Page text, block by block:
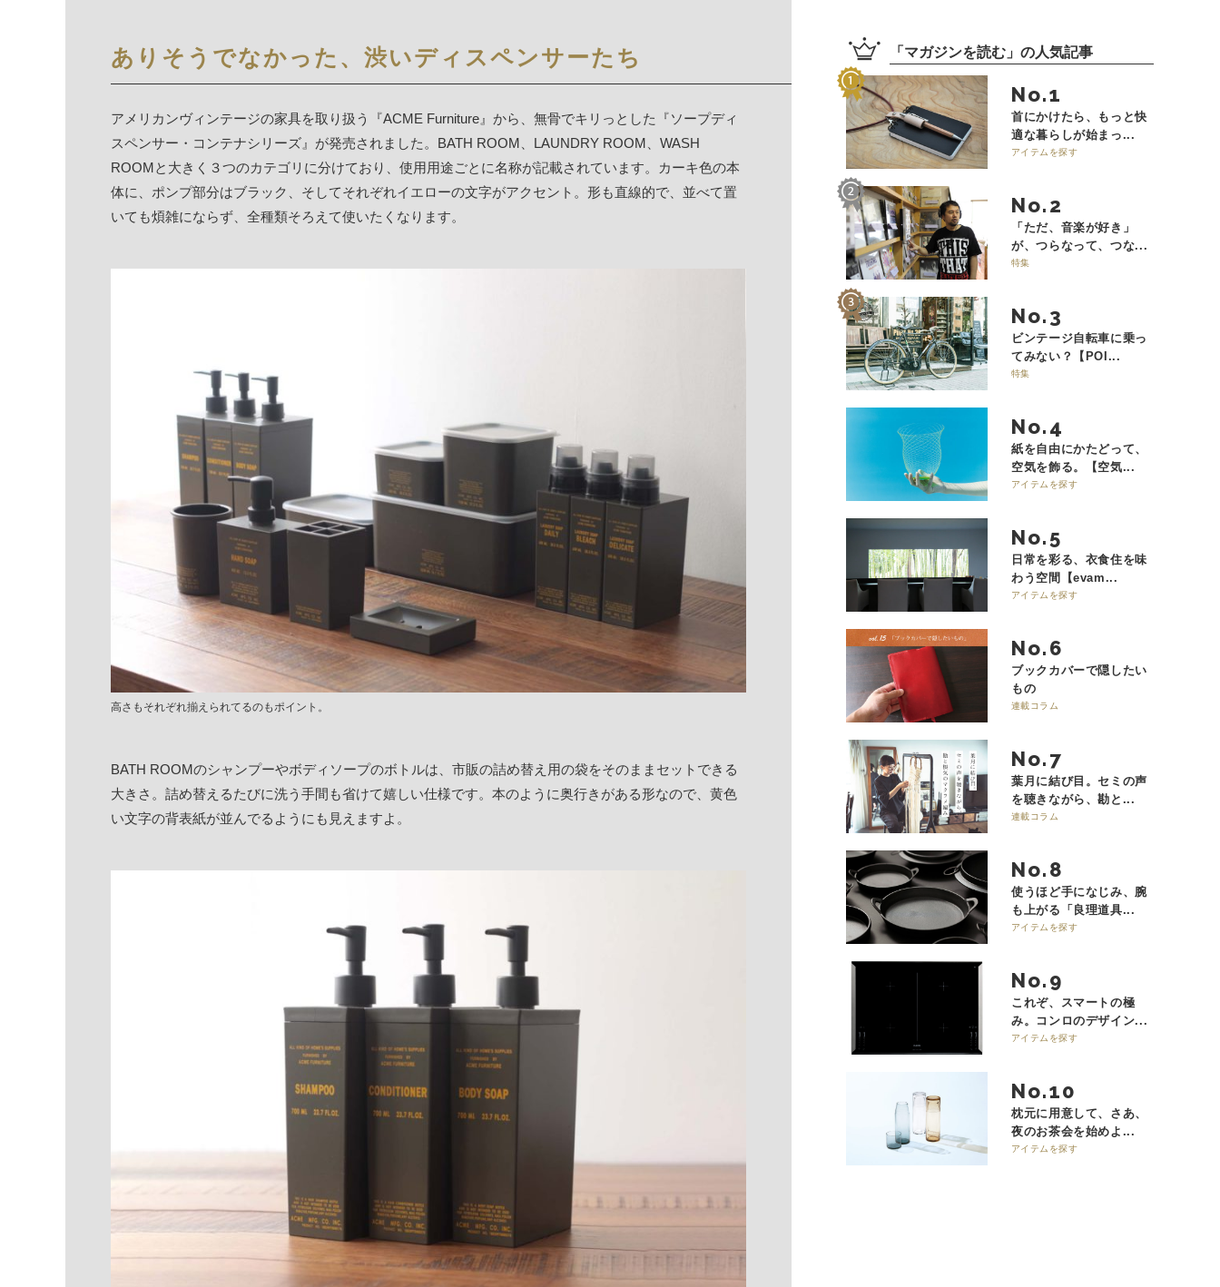
ありそうでなかった、渋いディスペンサーたち
アメリカンヴィンテージの家具を取り扱う『ACME Furniture』から、無骨でキリっとした『ソープディ
スペンサー・コンテナシリーズ』が発売されました。BATH ROOM、LAUNDRY ROOM、WASH
ROOMと大きく３つのカテゴリに分けており、使用用途ごとに名称が記載されています。カーキ色の本
体に、ポンプ部分はブラック、そしてそれぞれイエローの文字がアクセント。形も直線的で、並べて置
いても煩雑にならず、全種類そろえて使いたくなります。
高さもそれぞれ揃えられてるのもポイント。
BATH ROOMのシャンプーやボディソープのボトルは、市販の詰め替え用の袋をそのままセットできる
大きさ。詰め替えるたびに洗う手間も省けて嬉しい仕様です。本のように奥行きがある形なので、黄色
い文字の背表紙が並んでるようにも見えますよ。
「 マガジンを読む 」の人気記事
No.
首にかけたら、もっと快
適な暮らしが始まっ...
アイテムを探す
No.
「ただ、音楽が好き」
が、つらなって、つな...
特集
No.
ビンテージ自転車に乗っ
てみない？【POI...
特集
No.
紙を自由にかたどって、
空気を飾る。【空気...
アイテムを探す
No.
日常を彩る、衣食住を味
わう空間【evam...
アイテムを探す
No.
ブックカバーで隠したい
もの
連載コラム
No.
葉月に結び目。セミの声
を聴きながら、勘と...
連載コラム
No.
使うほど手になじみ、腕
も上がる「良理道具...
アイテムを探す
No.
これぞ、スマートの極
み。コンロのデザイン...
アイテムを探す
No.
枕元に用意して、さあ、
夜のお茶会を始めよ...
アイテムを探す